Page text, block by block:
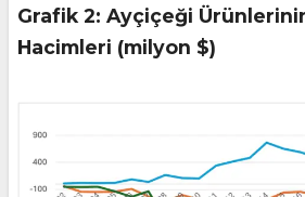
Grafik 2: Ayçiçeği
Hacimleri (milyon $)